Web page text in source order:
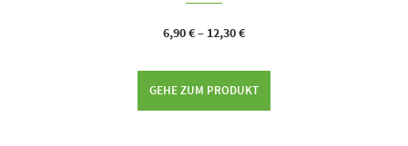
6,90€– 12,30€
GEHE ZUM PRODUKT